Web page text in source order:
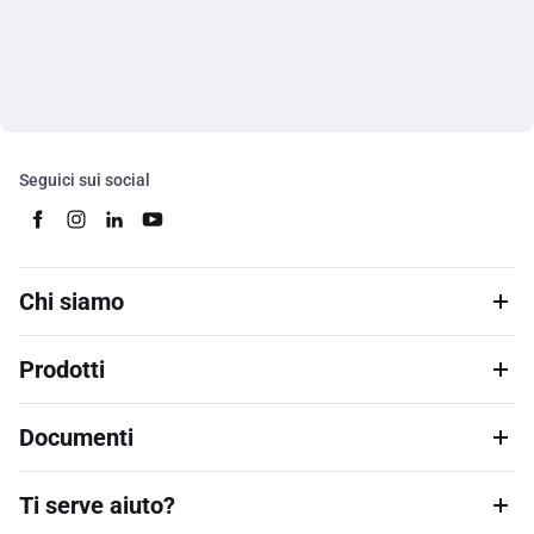
Seguici sui social
Chi siamo
Prodotti
Documenti
Ti serve aiuto?